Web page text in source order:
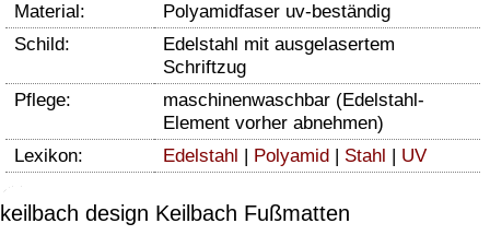
Material:
Polyamidfaser uv-beständig
Schild:
Edelstahl mit ausgelasertem
Schriftzug
Pflege:
maschinenwaschbar (Edelstahl-
Element vorher abnehmen)
Lexikon:
Edelstahl Polyamid Stahl UV
keilbach design Keilbach Fußmatten